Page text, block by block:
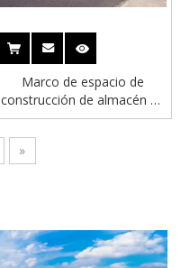
Marco de espacio de
construcción de almacén de
construcción de estructura
»